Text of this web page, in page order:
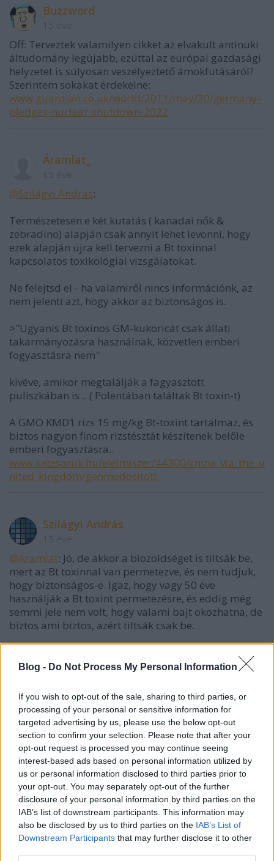
Blog - Do Not Process My Personal Information
If you wish to opt-out of the sale, sharing to third parties, or
processing of your personal or sensitive information for
targeted advertising by us, please use the below opt-out
section to confirm your selection. Please note that after your
opt-out request is processed you may continue seeing
interest-based ads based on personal information utilized by
us or personal information disclosed to third parties prior to
your opt-out. You may separately opt-out of the further
disclosure of your personal information by third parties on the
IAB’s list of downstream participants. This information may
also be disclosed by us to third parties on the IAB’s List of
Downstream Participants that may further disclose it to other
Buzzword
Off: Terveztek valamilyen cikket az elvakult antinuki
áltudomány legújabb, ezúttal az európai gazdasági
helyzetet is súlyosan veszélyeztető ámokfutásáról?
Szerintem sokakat érdekelne:
www.guardian.co.uk/world/2011/may/30/germany-
pledges-nuclear-shutdown-2022
Áramlat_
@Szilágyi András:
Természetesen e két kutatás ( kanadai nők &
zebradino) alapján csak annyit lehet levonni, hogy
ezek alapján újra kell tervezni a Bt toxinnal
kapcsolatos toxikológiai vizsgálatokat.
Ne felejtsd el - ha valamiről nincs információnk, az
nem jelenti azt, hogy akkor az biztonságos is.
>"Ugyanis Bt toxinos GM-kukoricát csak állati
takarmányozásra használnak, közvetlen emberi
fogyasztásra nem"
kivéve, amikor megtalálják a fagyasztott
puliszkában is .. ( Polentában találtak Bt toxin-t)
A GMO KMD1 rizs 15 mg/kg Bt-toxint tartalmaz, és
biztos nagyon finom rizstésztát készítenek belőle
emberi fogyasztásra..
www.ketesaruk.hu/elelmiszer/44300/china_via_the_u
nited_kingdom/genmodositott_
Szilágyi András
@Áramlat: Jó, de akkor a biozöldséget is tiltsák be,
mert az Bt toxinnal van permetezve, és nem tudjuk,
hogy biztonságos-e. Igaz, hogy vagy 50 éve
használják a Bt toxint permetezésre, és eddig még
semmi jele nem volt, hogy valami bajt okozhatna, de
biztos ami biztos, azért tiltsák csak be.
Áramlat_
@Szilágyi András :
>"Igaz, hogy vagy 50 éve használják a Bt toxint
permetezésre, és eddig még semmi jele nem volt,
hogy valami bajt okozhatna,"
A Pusztai féle dolgozatban erre ezt válaszolják,
amivel gondolom te is tisztában vagy ...
"A biogazdák ... a baktérium szuszpenzióját
permetezik ki. Ebben ugyan benne van a Bt-toxin
előanyaga, de ahhoz, hogy az előanyag toxinná
alakuljon, a kártevőknek először meg kell enniük, és